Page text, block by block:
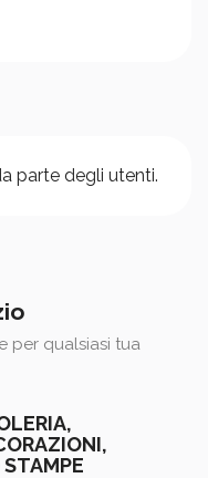
parte degli utenti.
per qualsiasi tua